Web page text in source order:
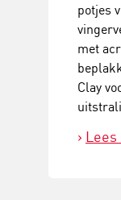
potjes
met
Clay